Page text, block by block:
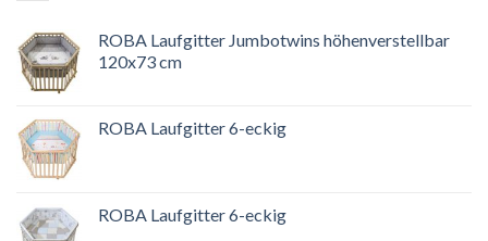
ROBA Laufgitter Jumbotwins höhenverstellbar
120x73 cm
ROBA Laufgitter 6-eckig
ROBA Laufgitter 6-eckig